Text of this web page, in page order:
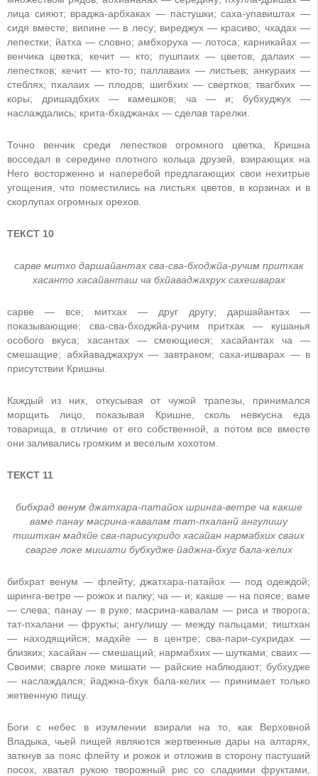
лица сияют; враджа-арбхаках — пастушки; саха-упавиштах —
сидя вместе; випине — в лесу; виреджух — красиво; чхадах —
лепестки; йатха — словно; амбхоруха — лотоса; карникайах —
венчика цветка; кечит — кто; пушпаих — цветов; далаих —
лепестков; кечит — кто-то; паллаваих — листьев; анкураих —
стеблях; пхалаих — плодов; шигбхих — свертков; твагбхих —
коры; дришадбхих — камешков; ча — и; бубхуджух —
наслаждались; крита-бхаджанах — сделав тарелки.
Точно венчик среди лепестков огромного цветка, Кришна
восседал в середине плотного кольца друзей, взирающих на
Него восторженно и наперебой предлагающих свои нехитрые
угощения, что поместились на листьях цветов, в корзинах и в
скорлупах огромных орехов.
ТЕКСТ 10
сарве митхо даршайантах сва-сва-бходжйа-ручим притхак
хасанто хасайанташ ча бхйаваджахрух сахешварах
сарве — все; митхах — друг другу; даршайантах —
показывающие; сва-сва-бходжйа-ручим притхак — кушанья
особого вкуса; хасантах — смеющиеся; хасайантах ча —
смешащие; абхйаваджахрух — завтраком; саха-ишварах — в
присутствии Кришны.
Каждый из них, откусывая от чужой трапезы, принимался
морщить лицо, показывая Кришне, сколь невкусна еда
товарища, в отличие от его собственной, а потом все вместе
они заливались громким и веселым хохотом.
ТЕКСТ 11
бибхрад венум джатхара-патайох шринга-ветре ча какше
ваме панау масрина-кавалам тат-пхаланй ангулишу
тиштхан мадхйе сва-парисухридо хасайан нармабхих сваих
сварге локе мишати бубхудже йаджна-бхуг бала-келих
бибхрат венум — флейту; джатхара-патайох — под одеждой;
шринга-ветре — рожок и палку; ча — и; какше — на поясе; ваме
— слева; панау — в руке; масрина-кавалам — риса и творога;
тат-пхалани — фрукты; ангулишу — между пальцами; тиштхан
— находящийся; мадхйе — в центре; сва-пари-сухридах —
близких; хасайан — смешащий; нармабхих — шутками; сваих —
Своими; сварге локе мишати — райские наблюдают; бубхудже
— наслаждался; йаджна-бхук бала-келих — принимает только
жетвенную пищу.
Боги с небес в изумлении взирали на то, как Верховной
Владыка, чьей пищей являются жертвенные дары на алтарях,
заткнув за пояс флейту и рожок и отложив в сторону пастуший
посох, хватал рукою творожный рис со сладкими фруктами,